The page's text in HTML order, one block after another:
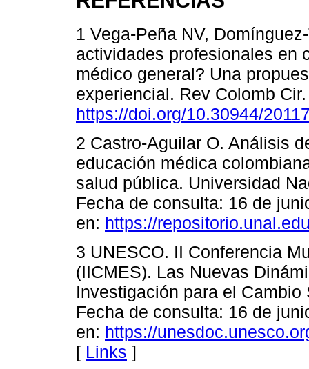
1 Vega-Peña NV,
actividades profesionales en
médico general? Una
experiencial. Rev Colomb
https://doi.org/10.30944/
2 Castro-Aguilar O. Análisis
educación médica
salud pública. Universidad
Fecha de consulta: 16 de
en: https://
3 UNESCO. II Conferencia
(IICMES). Las Nuevas
Investigación para el
Fecha de consulta: 16 de
en: https://
[ Links ]